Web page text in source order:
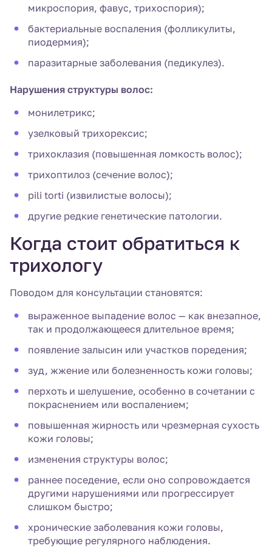
микроспория, фавус, трихоспория);
бактериальные воспаления (фолликулиты,
пиодермия);
паразитарные заболевания (педикулез).
Нарушения структуры волос:
монилетрикс;
узелковый трихорексис;
трихоклазия (повышенная ломкость волос);
трихоптилоз (сечение волос);
pili torti (извилистые волосы);
другие редкие генетические патологии.
Когда стоит обратиться к
трихологу
Поводом для консультации становятся:
выраженное выпадение волос — как внезапное,
так и продолжающееся длительное время;
появление залысин или участков поредения;
зуд, жжение или болезненность кожи головы;
перхоть и шелушение, особенно в сочетании с
покраснением или воспалением;
повышенная жирность или чрезмерная сухость
кожи головы;
изменения структуры волос;
раннее поседение, если оно сопровождается
другими нарушениями или прогрессирует
слишком быстро;
хронические заболевания кожи головы,
требующие регулярного наблюдения.